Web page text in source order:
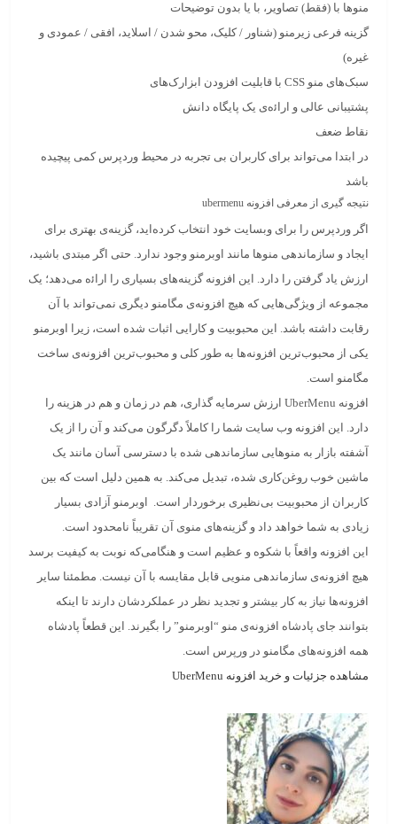
منوها با (فقط) تصاویر، با یا بدون توضیحات
گزینه فرعی زیرمنو (شناور / کلیک، محو شدن / اسلاید، افقی / عمودی و
غیره)
سبک‌های منو CSS با قابلیت افزودن ابزارک‌های
پشتیبانی عالی و اراﺋه‌ی یک پایگاه دانش
نقاط ضعف
در ابتدا می‌تواند برای کاربران بی تجربه در محیط وردپرس کمی ‌پیچیده
باشد
نتیجه گیری از معرفی افزونه ubermenu
اگر وردپرس را برای وبسایت خود انتخاب کرده‌اید، گزینه‌ی بهتری برای
ایجاد و سازماندهی منوها مانند اوبرمنو وجود ندارد. حتی اگر مبتدی باشید،
ارزش یاد گرفتن را دارد. این افزونه گزینه‌های بسیاری را اراﺋه می‌دهد؛ یک
مجموعه از ویژگی‌هایی که هیچ افزونه‌ی مگامنو دیگری نمی‌تواند با آن
رقابت داشته باشد. این محبوبیت و کارایی اثبات شده است، زیرا اوبرمنو
یکی از محبوب‌ترین افزونه‌ها به طور کلی و محبوب‌ترین افزونه‌ی ساخت
مگامنو است.
افزونه UberMenu ارزش سرمایه گذاری، هم در زمان و هم در هزینه را
دارد. این افزونه وب سایت شما را کاملاً دگرگون می‌کند و آن را از یک
آشفته بازار به منوهایی سازماندهی شده با دسترسی آسان مانند یک
ماشین خوب روغن‌کاری شده، تبدیل می‌کند. به همین دلیل است که بین
کاربران از محبوبیت بی‌نظیری برخوردار است. اوبرمنو آزادی بسیار
زیادی به شما خواهد داد و گزینه‌های منوی آن تقریباً نامحدود است.
این افزونه واقعاً با شکوه و عظیم است و هنگامی‌که نوبت به کیفیت برسد
هیچ افزونه‌ی سازماندهی منویی قابل مقایسه با آن نیست. مطمئنا سایر
افزونه‌ها نیاز به کار بیشتر و تجدید نظر در عملکردشان دارند تا اینکه
بتوانند جای پادشاه افزونه‌ی منو “اوبرمنو” را بگیرند. این قطعاً پادشاه
همه افزونه‌ها‌ی مگامنو در ورپرس است.
مشاهده جزئیات و خرید افزونه UberMenu